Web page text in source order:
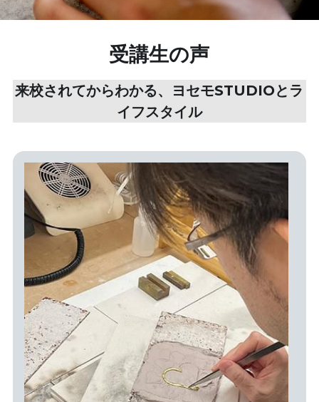
受講生の声
来校されてからわかる、ヨセモSTUDIOとラ
イフスタイル